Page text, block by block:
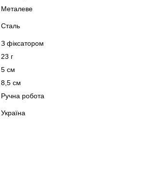
Металеве
Сталь
З фіксатором
23 г
5 см
8,5 см
Ручна робота
Україна